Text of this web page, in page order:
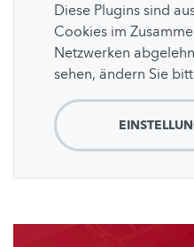
Diese Plugins sind
Cookies im
Netzwerken
sehen, ändern Sie